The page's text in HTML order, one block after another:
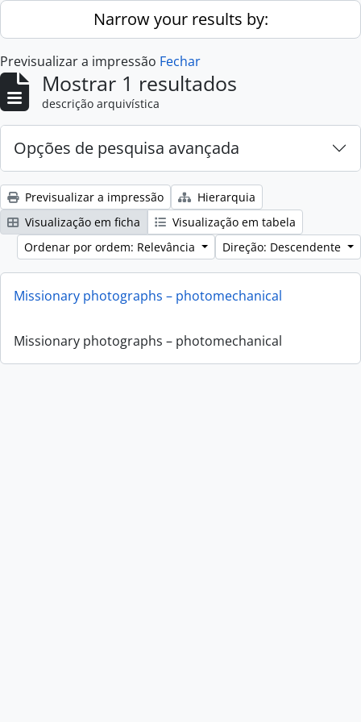
Skip to main contentNarrow your results by:
Previsualizar a impressão Fechar
Mostrar 1 resultados
descrição arquivística
Opções de pesquisa avançada
Previsualizar a impressão
Hierarquia
Visualização em ficha
Visualização em tabela
Ordenar por ordem: Relevância
Direção: Descendente
Missionary photographs – photomechanical
Missionary photographs – photomechanical